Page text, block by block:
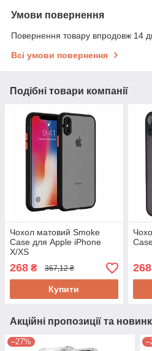
Умови повернення
Повернення товару впродовж 14
Всі умови повернення
Подібні товари компанії
Чохол матовий Smoke
Case для Apple iPhone
X/XS
268 ₴ 367,12 ₴
Купити
268
Акційні пропозиції та
–27%